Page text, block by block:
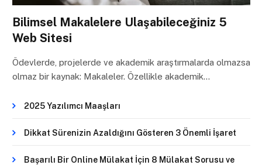
Bilimsel Makalelere Ulaşabileceğiniz 5
Web Sitesi
Ödevlerde, projelerde ve akademik araştırmalarda olmazsa
olmaz bir kaynak: Makaleler. Özellikle akademik…
2025 Yazılımcı Maaşları
Dikkat Sürenizin Azaldığını Gösteren 3 Önemli İşaret
Başarılı Bir Online Mülakat İçin 8 Mülakat Sorusu ve